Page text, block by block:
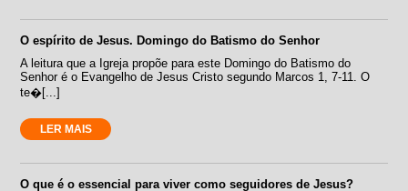
O espírito de Jesus. Domingo do Batismo do Senhor
A leitura que a Igreja propõe para este Domingo do Batismo do
Senhor é o Evangelho de Jesus Cristo segundo Marcos 1, 7-11. O
te�[...]
LER MAIS
O que é o essencial para viver como seguidores de Jesus?